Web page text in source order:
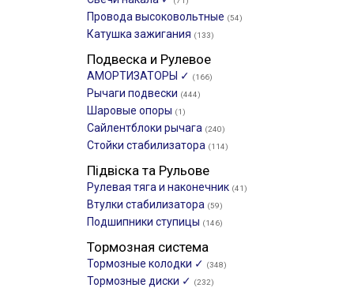
Провода высоковольтные (54)
Катушка зажигания (133)
Подвеска и Рулевое
АМОРТИЗАТОРЫ ✓ (166)
Рычаги подвески (444)
Шаровые опоры (1)
Сайлентблоки рычага (240)
Стойки стабилизатора (114)
Підвіска та Рульове
Рулевая тяга и наконечник (41)
Втулки стабилизатора (59)
Подшипники ступицы (146)
Тормозная система
Тормозные колодки ✓ (348)
Тормозные диски ✓ (232)